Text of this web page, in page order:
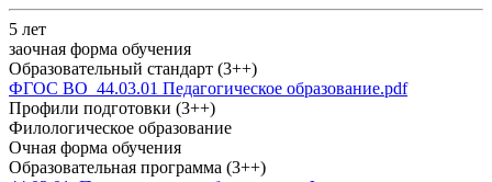
5 лет
заочная форма обучения
Образовательный стандарт (3++)
ФГОС ВО_44.03.01 Педагогическое образование.pdf
Профили подготовки (3++)
Филологическое образование
Очная форма обучения
Образовательная программа (3++)